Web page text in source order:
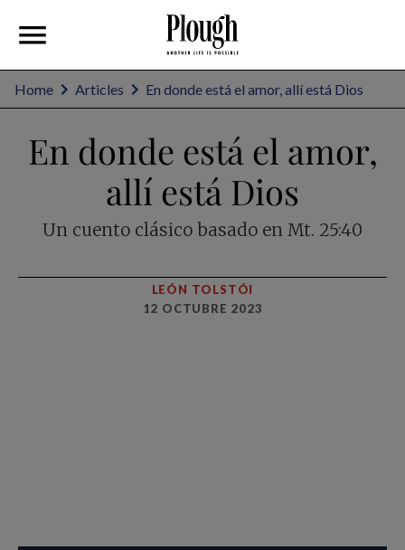
Home Articles En donde está el amor, allí está Dios
En donde está el amor,
allí está Dios
Un cuento clásico basado en Mt. 25:40
LEÓN TOLSTÓI
12 OCTUBRE 2023